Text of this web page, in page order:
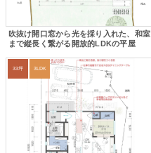
吹抜け開口窓から光を採り入れた、和室
まで縦長く繋がる開放的LDKの平屋
33坪 3LDK